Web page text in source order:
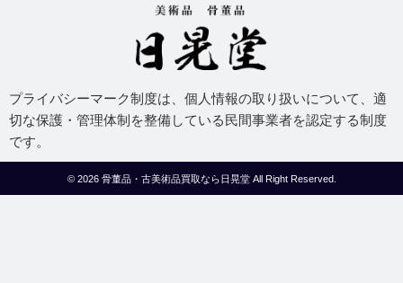
プライバシーマーク制度は、個人情報の取り扱いについて、適
切な保護・管理体制を整備している民間事業者を認定する制度
です。
© 2026 骨董品・古美術品買取なら日晃堂 All Right Reserved.